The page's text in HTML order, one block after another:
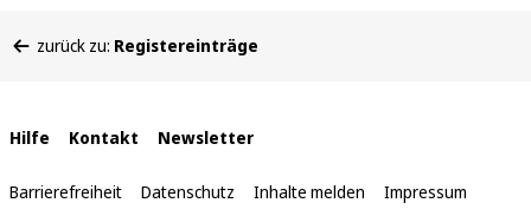
befinden
zurück zu: Registereinträge
Interne
Links
Hilfe Kontakt Newsletter
Barrierefreiheit Datenschutz Inhalte melden Impressum